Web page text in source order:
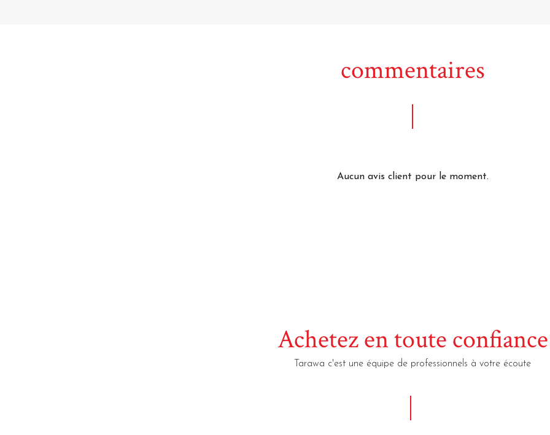
commentaires
Aucun avis client pour le moment.
Achetez en toute confiance
Tarawa c'est une équipe de professionnels à votre écoute